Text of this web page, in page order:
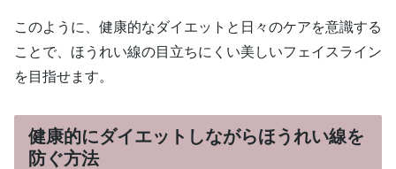
このように、健康的なダイエットと日々のケアを意識する
ことで、ほうれい線の目立ちにくい美しいフェイスライン
を目指せます。
健康的にダイエットしながらほうれい線を
防ぐ方法